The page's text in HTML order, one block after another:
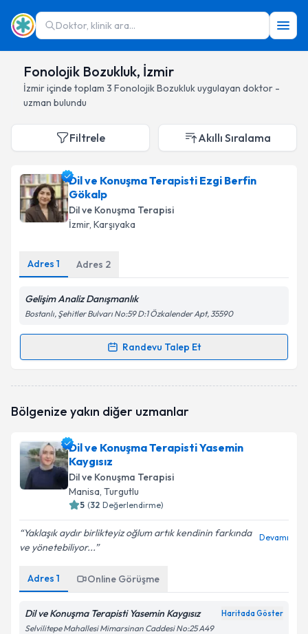
Doktor, klinik ara...
Fonolojik Bozukluk, İzmir
İzmiriçinde toplam 3 Fonolojik Bozuklukuygulayan doktor -
uzman bulundu
Filtrele Akıllı Sıralama
Dil ve Konuşma Terapisti Ezgi Berfin
Gökalp
Dil ve Konuşma Terapisi
İzmir, Karşıyaka
Adres 1 Adres 2
Gelişim Analiz Danışmanlık
Bostanlı, Şehitler Bulvarı No:59 D:1 Özkalender Apt, 35590
Randevu Talep Et
Randevu Takvimi Talebi
randevu takvimi talebi oluşturun. Size bu uzmandan
posta ile bilgilendireceğiz.
E-posta Adresiniz
Kişisel verilerimin işlenmesine ilişkinAydınlatma
Metni'ni okudum ve kişisel verilerimin belirtilen
Takvim Talebini Gönder
Bölgenize yakın diğer uzmanlar
Dil ve Konuşma Terapisti Yasemin
Kaygısız
Dil ve Konuşma Terapisi
Manisa, Turgutlu
5 (32 Değerlendirme)
Yaklaşık aydır birlikteyiz oğlum artık kendinin farkında
ve yönetebiliyor...
Devamı
Adres 1 Online Görüşme
Dil ve Konuşma Terapisti Yasemin Kaygısız Haritada Göster
Selvilitepe Mahallesi Mimarsinan Caddesi No:25 A49